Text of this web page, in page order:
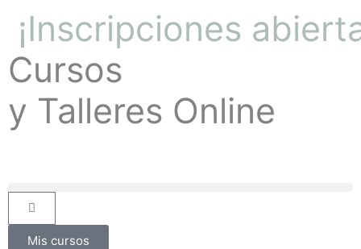
¡Inscripciones
Cursos
y Talleres Online
Cart
Mis cursos